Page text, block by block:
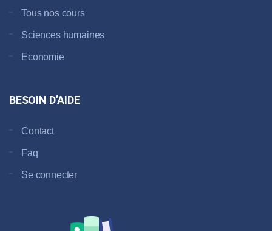
Tous nos cours
Sciences humaines
Economie
BESOIN D’AIDE
Contact
Faq
Se connecter